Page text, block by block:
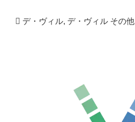
デ・ヴィル, デ・ヴィル その他